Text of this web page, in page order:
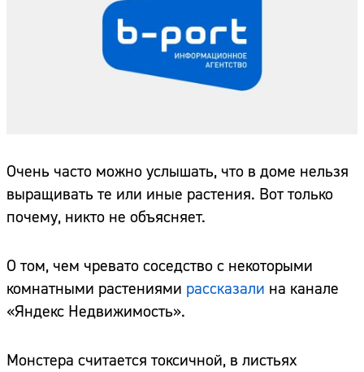
Очень часто можно услышать, что в доме нельзя
выращивать те или иные растения. Вот только
почему, никто не объясняет.
О том, чем чревато соседство с некоторыми
комнатными растениями рассказали на канале
«Яндекс Недвижимость».
Монстера считается токсичной, в листьях